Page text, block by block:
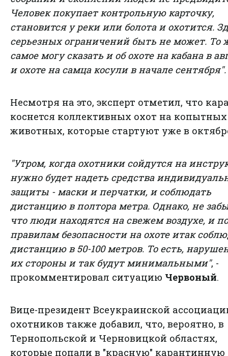
Человек покупает контрольную карточку,
становится у реки или болота и охотится.
серьезных ограничений быть не может. То
самое могу сказать и об охоте на кабана в
и охоте на самца косули в начале сентября".
Несмотря на это, эксперт отметил, что
коснется коллективных охот на копытных
животных, которые стартуют уже в
"Утром, когда охотники сойдутся на
нужно будет надеть средства
защиты - маски и перчатки, и соблюдать
дистанцию ​​в полтора метра. Однако, не
что люди находятся на свежем воздухе, и по
правилам безопасности на охоте итак
дистанцию ​​в 50-100 метров. То есть,
их стороны и так будут минимальными", -
прокомментировал ситуацию Червоный.
Вице-президент Всеукраинской
охотников также добавил, что, вероятно, в
Тернопольской и Черновицкой областях,
которые попали в "красную" карантинную